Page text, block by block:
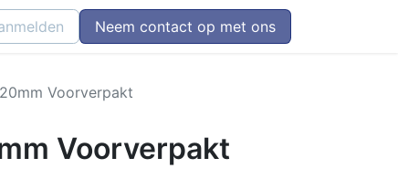
Neem contact op met ons
Voorverpakt
Voorverpakt